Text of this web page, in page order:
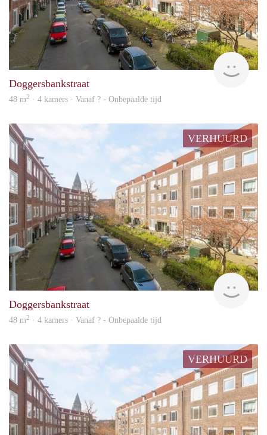
Doggersbankstraat
48 m2 · 4 kamers · Vanaf ? - Onbepaalde tijd
VERHUURD
rent
Doggersbankstraat
48 m2 · 4 kamers · Vanaf ? - Onbepaalde tijd
VERHUURD